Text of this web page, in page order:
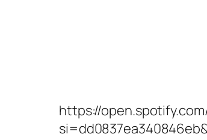
https://open.spotify.com/